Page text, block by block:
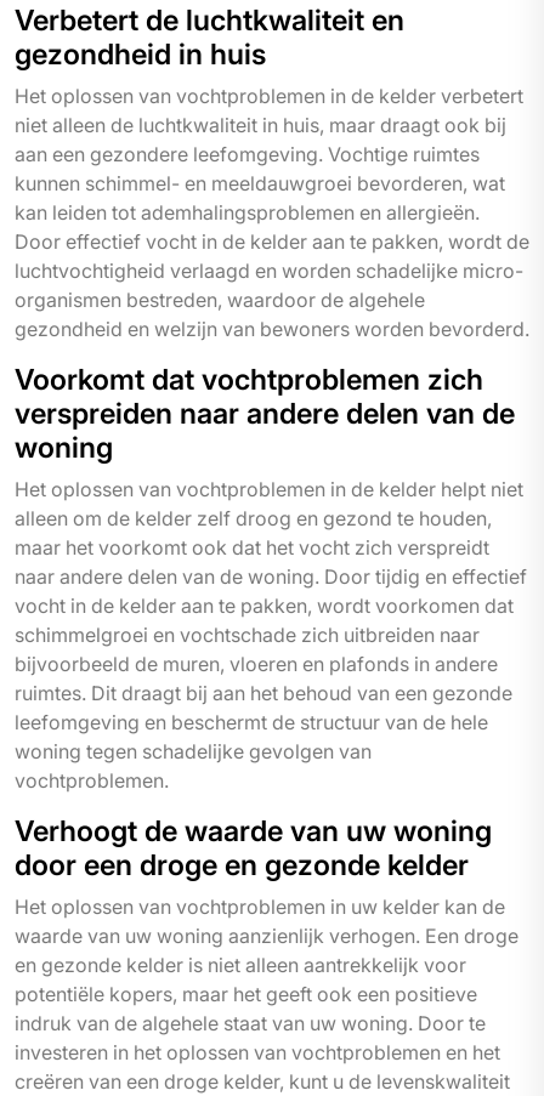
Verbetert de luchtkwaliteit en
gezondheid in huis
Het oplossen van vochtproblemen in de kelder verbetert
niet alleen de luchtkwaliteit in huis, maar draagt ook bij
aan een gezondere leefomgeving. Vochtige ruimtes
kunnen schimmel- en meeldauwgroei bevorderen, wat
kan leiden tot ademhalingsproblemen en allergieën.
Door effectief vocht in de kelder aan te pakken, wordt de
luchtvochtigheid verlaagd en worden schadelijke micro-
organismen bestreden, waardoor de algehele
gezondheid en welzijn van bewoners worden bevorderd.
Voorkomt dat vochtproblemen zich
verspreiden naar andere delen van de
woning
Het oplossen van vochtproblemen in de kelder helpt niet
alleen om de kelder zelf droog en gezond te houden,
maar het voorkomt ook dat het vocht zich verspreidt
naar andere delen van de woning. Door tijdig en effectief
vocht in de kelder aan te pakken, wordt voorkomen dat
schimmelgroei en vochtschade zich uitbreiden naar
bijvoorbeeld de muren, vloeren en plafonds in andere
ruimtes. Dit draagt bij aan het behoud van een gezonde
leefomgeving en beschermt de structuur van de hele
woning tegen schadelijke gevolgen van
vochtproblemen.
Verhoogt de waarde van uw woning
door een droge en gezonde kelder
Het oplossen van vochtproblemen in uw kelder kan de
waarde van uw woning aanzienlijk verhogen. Een droge
en gezonde kelder is niet alleen aantrekkelijk voor
potentiële kopers, maar het geeft ook een positieve
indruk van de algehele staat van uw woning. Door te
investeren in het oplossen van vochtproblemen en het
creëren van een droge kelder, kunt u de levenskwaliteit